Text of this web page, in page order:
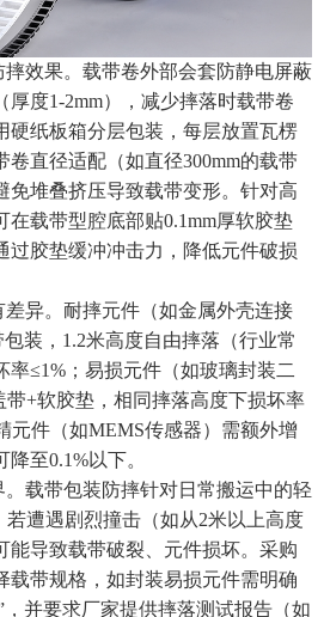
效果。载带卷外部会套防静电屏蔽
度1-2mm），减少摔落时载带卷
硬纸板箱分层包装，每层放置瓦楞
卷直径适配（如直径300mm的载带
免堆叠挤压导致载带变形。针对高
在载带型腔底部贴0.1mm厚软胶垫
过胶垫缓冲冲击力，降低元件破损
异。耐摔元件（如金属外壳连接
装，1.2米高度自由摔落（行业常
率≤1%；易损元件（如玻璃封装二
带+软胶垫，相同摔落高度下损坏率
元件（如MEMS传感器）需额外增
至0.1%以下。
载带包装防摔针对日常搬运中的轻
若遭遇剧烈撞击（如从2米以上高度
能导致载带破裂、元件损坏。采购
载带规格，如封装易损元件需明确
，并要求厂家提供摔落测试报告（如